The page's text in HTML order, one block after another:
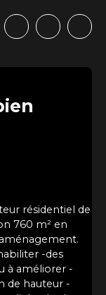
résidentiel de
760 m² en
-des
à améliorer -
de hauteur -